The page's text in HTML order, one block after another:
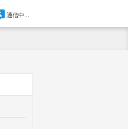
通信中...